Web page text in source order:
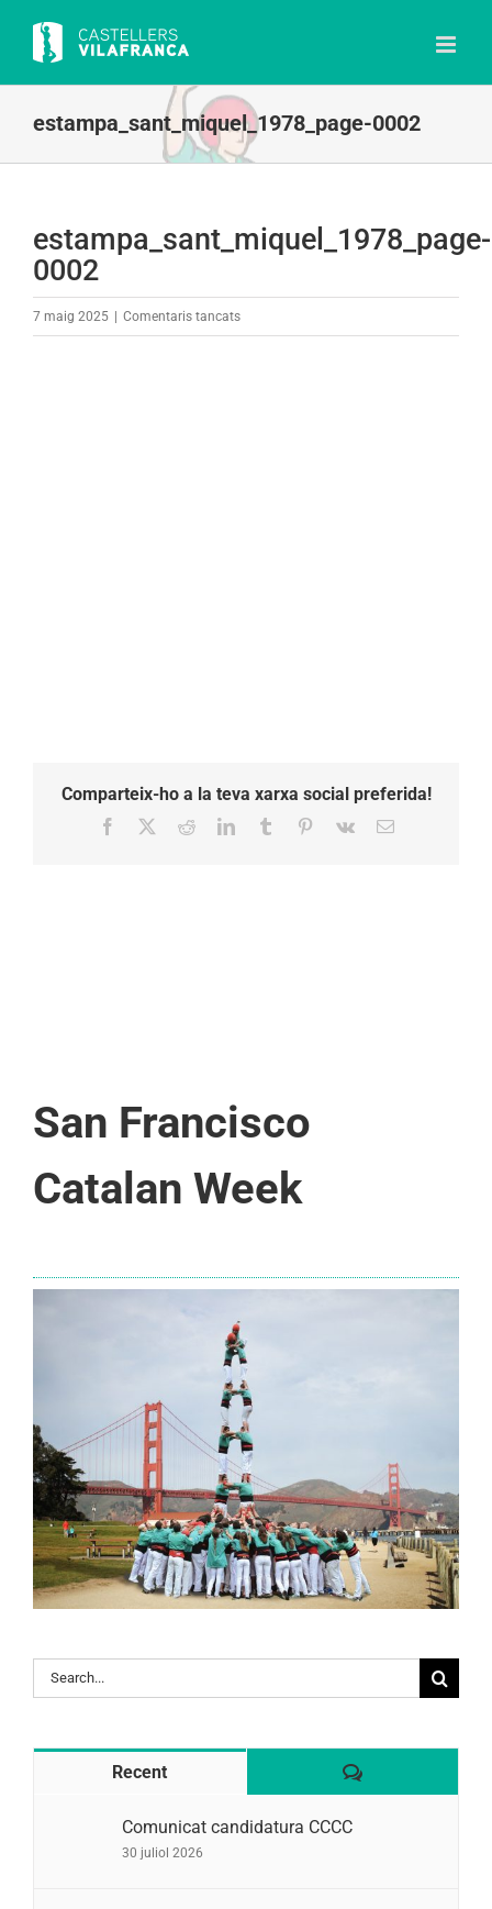
content
estampa_sant_miquel_1978_page-0002
estampa_sant_miquel_1978_page-
0002
7 maig 2025 Comentaris tancatsa
Comparteix-ho a la teva xarxa social preferida!
Facebook RedditLinkedInTumblr Pinterest
Vk Email:
San Francisco
Catalan Week
Search
for:
Recent Comentaris
Comunicat candidatura CCCC
30 juliol 2026